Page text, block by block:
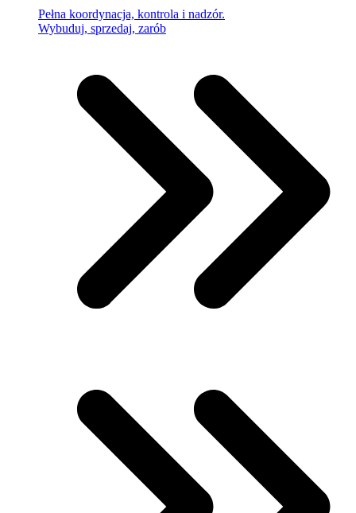
Pełna koordynacja, kontrola i nadzór.
Wybuduj, sprzedaj, zarób